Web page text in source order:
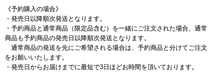
《予約購入の場合》
・発売日以降順次発送となります。
・予約商品と通常商品（限定品含む）を一緒にご注文された場合、通常
商品も予約商品の発売日以降順次発送となります。
通常商品の発送を先にご希望される場合は、予約商品と分けてご注文
をお願いいたします。
・発売日からお届けまでに最短で3日ほどお時間を頂いております。